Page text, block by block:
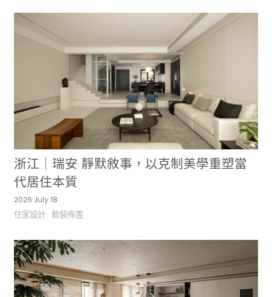
浙江｜瑞安 靜默敘事，以克制美學重塑當
代居住本質
2026 July 18
住家設計 軟裝佈置